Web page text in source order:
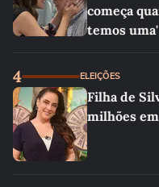
começa
temos uma'
4 ELEIÇÕES
Filha de
milhões